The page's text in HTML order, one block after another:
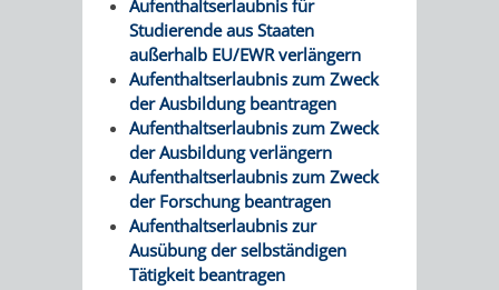
BEHÖRDENDER
STADT
FRIEDHÖFE
BESTATTUNGSMÖGLICHKEITEN
HAUPTFRIEDHOF
WEINHEIM
KIRCHEN
KULTUREINRICHTUNGEN
THEATER
MUSEUM
CARSHARING
&
RIDE
PARKEN
APP
RADFAHREN
Aufenthaltserlaubnis für
Studierende aus Staaten
außerhalb EU/EWR verlängern
Aufenthaltserlaubnis zum Zweck
der Ausbildung beantragen
Aufenthaltserlaubnis zum Zweck
der Ausbildung verlängern
Aufenthaltserlaubnis zum Zweck
der Forschung beantragen
Aufenthaltserlaubnis zur
Ausübung der selbständigen
Tätigkeit beantragen